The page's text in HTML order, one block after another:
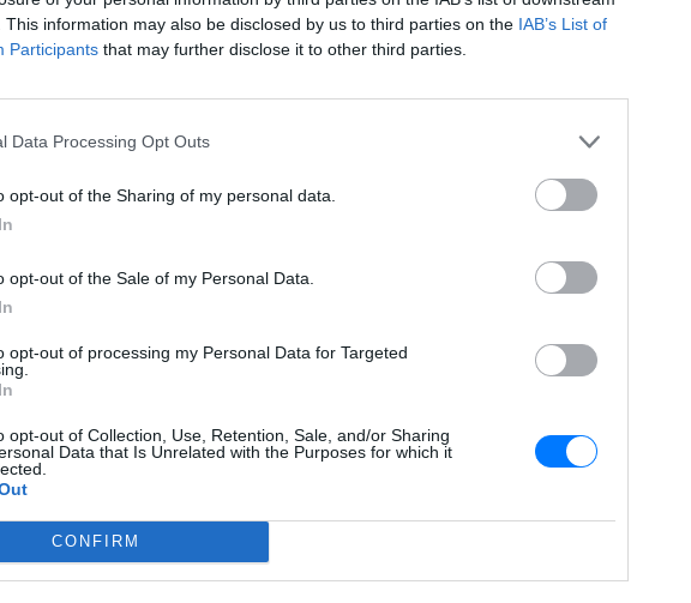
This information may also be disclosed by us to third parties on the IAB’s List of
Participants that may further disclose it to other third parties.
Data Processing Opt Outs
opt-out of the Sharing of my personal data.
opt-out of the Sale of my Personal Data.
opt-out of processing my Personal Data for Targeted
opt-out of Collection, Use, Retention, Sale, and/or Sharing
Data that Is Unrelated with the Purposes for which it
CONFIRM
Σούπερ μάρκετ:
σε πάνω από 1.000
ΕΙΔΗΣΕΙΣ
Νέο χωροταξικό για
αλλαγές σε Airbnb,
σύλληψής του από τη βελγική
κάνει χρήση οποιασδήποτε βουλευτικής
ο ίδιος στην ελληνική
πλήρως το θέμα και να αποφανθεί.
Αβραμόπουλου για το θέμα Fight Impunity
δημοσιογράφους ότι φέρεται να έχει
αρχές προς τις ελληνικές, στο οποίο
η σύνδεση του ονόματός μου με την